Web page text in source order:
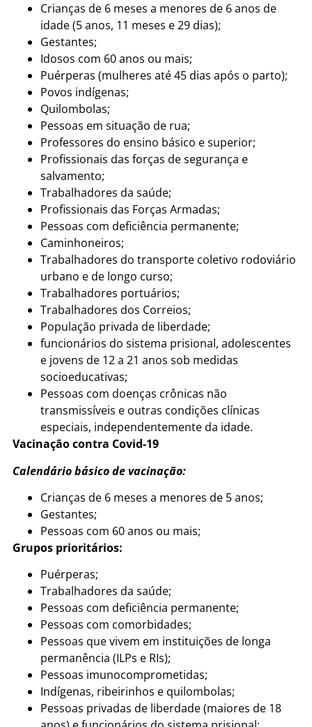
Crianças de 6 meses a menores de 6 anos de
idade (5 anos, 11 meses e 29 dias);
Gestantes;
Idosos com 60 anos ou mais;
Puérperas (mulheres até 45 dias após o parto);
Povos indígenas;
Quilombolas;
Pessoas em situação de rua;
Professores do ensino básico e superior;
Profissionais das forças de segurança e
salvamento;
Trabalhadores da saúde;
Profissionais das Forças Armadas;
Pessoas com deficiência permanente;
Caminhoneiros;
Trabalhadores do transporte coletivo rodoviário
urbano e de longo curso;
Trabalhadores portuários;
Trabalhadores dos Correios;
População privada de liberdade;
funcionários do sistema prisional, adolescentes
e jovens de 12 a 21 anos sob medidas
socioeducativas;
Pessoas com doenças crônicas não
transmissíveis e outras condições clínicas
especiais, independentemente da idade.
Vacinação contra Covid-19
Calendário básico de vacinação:
Crianças de 6 meses a menores de 5 anos;
Gestantes;
Pessoas com 60 anos ou mais;
Grupos prioritários:
Puérperas;
Trabalhadores da saúde;
Pessoas com deficiência permanente;
Pessoas com comorbidades;
Pessoas que vivem em instituições de longa
permanência (ILPs e RIs);
Pessoas imunocomprometidas;
Indígenas, ribeirinhos e quilombolas;
Pessoas privadas de liberdade (maiores de 18